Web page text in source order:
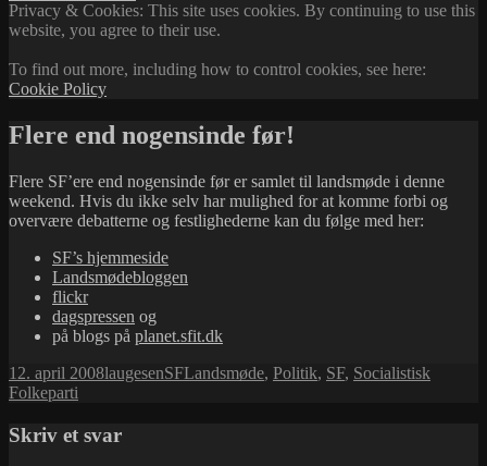
Privacy & Cookies: This site uses cookies. By continuing to use this
website, you agree to their use.
To find out more, including how to control cookies, see here:
Cookie Policy
Flere end nogensinde før!
Flere SF’ere end nogensinde før er samlet til landsmøde i denne
weekend. Hvis du ikke selv har mulighed for at komme forbi og
overvære debatterne og festlighederne kan du følge med her:
SF’s hjemmeside
Landsmødebloggen
flickr
dagspressen og
på blogs på planet.sfit.dk
Udgivet
i
12. april 2008Forfatter
laugesenKategorier
SFTags
Landsmøde, Politik, SF, Socialistisk
Folkeparti
Skriv et svar